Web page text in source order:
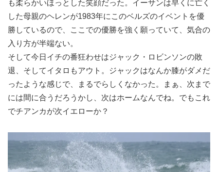
も柔らかいほっとした笑顔だった。イーサンは早くに亡く
した母親のヘレンが1983年にこのベルズのイベントを優
勝しているので、ここでの優勝を強く願っていて、気合の
入り方が半端ない。
そして今日イチの番狂わせはジャック・ロビンソンの敗
退、そしてイタロもアウト。ジャックはなんか膝がダメだ
ったような感じで、まるでらしくなかった。まぁ、次まで
には間に合うだろうかし、次はホームなんでね。でもこれ
でチアンカが次イエローか？